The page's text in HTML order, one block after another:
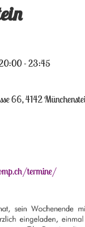
- 23:45
66, 4142
termine/